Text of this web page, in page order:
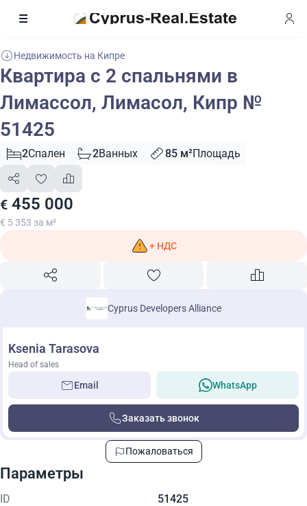
Недвижимость на Кипре
Квартира с 2 спальнями в
Лимассол, Лимасол, Кипр №
51425
2Спален 2Ванных 85 м²Площадь
€ 455 000
€ 5 353 за м²
+ НДС
Cyprus Developers Alliance
Ksenia Tarasova
Head of sales
Email WhatsApp
Заказать звонок
Пожаловаться
Параметры
ID 51425